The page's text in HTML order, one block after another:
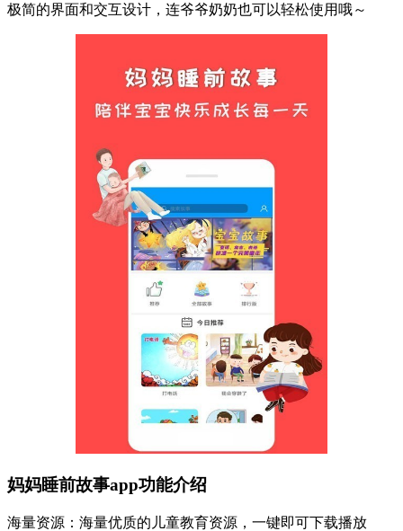
极简的界面和交互设计，连爷爷奶奶也可以轻松使用哦～
妈妈睡前故事app功能介绍
海量资源：海量优质的儿童教育资源，一键即可下载播放